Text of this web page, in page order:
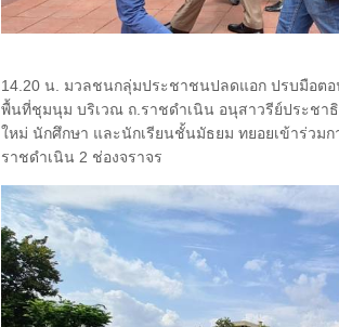
14.20 น. มวลชนกลุ่มประชาชนปลดแอก ปรบมือต
พื้นที่ชุมนุม บริเวณ ถ.ราชดำเนิน อนุสาวรีย์ประชา
ใหม่ นักศึกษา และนักเรียนชั้นมัธยม ทยอยเข้าร่วม
ราชดำเนิน 2 ช่องจราจร